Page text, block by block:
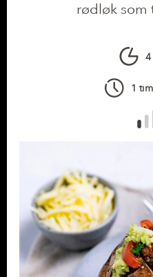
rødløk som
4
1